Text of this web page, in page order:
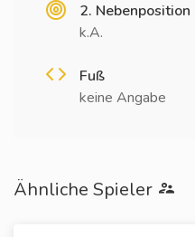
2. Nebenposition
k.A.
Fuß
keine Angabe
Ähnliche Spieler